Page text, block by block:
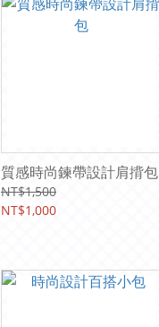
質感時尚鍊帶設計肩揹包
NT$1,500
NT$1,000